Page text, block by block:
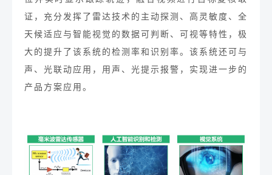
证，充分发挥了雷达技术的主动探测、高灵敏度 、 全
天候适应与 智能视觉 的数据 可 判断、可视等特性 ，极
大的提升了该系统的检测率和识别率。 该系统还可与
声、光联动应用，用声、光提示报警，实现进一步的
产品方案应用。